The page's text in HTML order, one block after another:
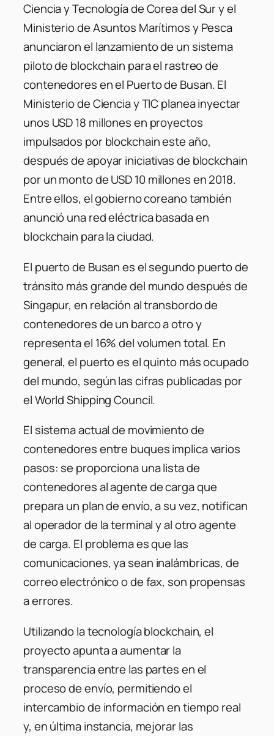
Ciencia y Tecnología de Corea del Sur y el
Ministerio de Asuntos Marítimos y Pesca
anunciaron el lanzamiento de un sistema
piloto de blockchain para el rastreo de
contenedores en el Puerto de Busan. El
Ministerio de Ciencia y TIC planea inyectar
unos USD 18 millones en proyectos
impulsados ​​por blockchain este año,
después de apoyar iniciativas de blockchain
por un monto de USD 10 millones en 2018.
Entre ellos, el gobierno coreano también
anunció una red eléctrica basada en
blockchain para la ciudad.
El puerto de Busan es el segundo puerto de
tránsito más grande del mundo después de
Singapur, en relación al transbordo de
contenedores de un barco a otro y
representa el 16% del volumen total. En
general, el puerto es el quinto más ocupado
del mundo, según las cifras publicadas por
el World Shipping Council.
El sistema actual de movimiento de
contenedores entre buques implica varios
pasos: se proporciona una lista de
contenedores al agente de carga que
prepara un plan de envío, a su vez, notifican
al operador de la terminal y al otro agente
de carga. El problema es que las
comunicaciones, ya sean inalámbricas, de
correo electrónico o de fax, son propensas
a errores.
Utilizando la tecnología blockchain, el
proyecto apunta a aumentar la
transparencia entre las partes en el
proceso de envío, permitiendo el
intercambio de información en tiempo real
y, en última instancia, mejorar las